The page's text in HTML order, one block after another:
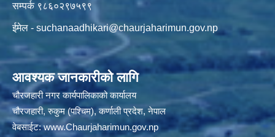
सम्पर्क ९८६०२९७५९९
ईमेल - suchanaadhikari@chaurjaharimun.gov.np
आवश्यक जानकारीको लागि
चौरजहारी नगर कार्यपालिकाको कार्यालय
चौरजहारी, रुकुम (पश्चिम), कर्णाली प्रदेश, नेपाल
वेबसाईट:www.Chaurjaharimun.gov.np